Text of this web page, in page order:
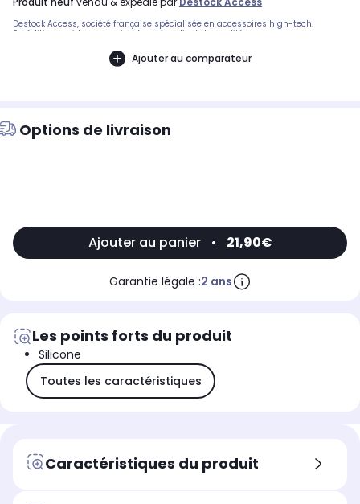
Destock Access, société française spécialisée en accessoires high-tech.
Expédition rapide avec suivi et service client de qualité.
Ajouter au comparateur
Options de livraison
Ajouter au panier • 21,90€
Garantie légale :2 ans
Les points forts du produit
Silicone
Toutes les caractéristiques
Caractéristiques du produit